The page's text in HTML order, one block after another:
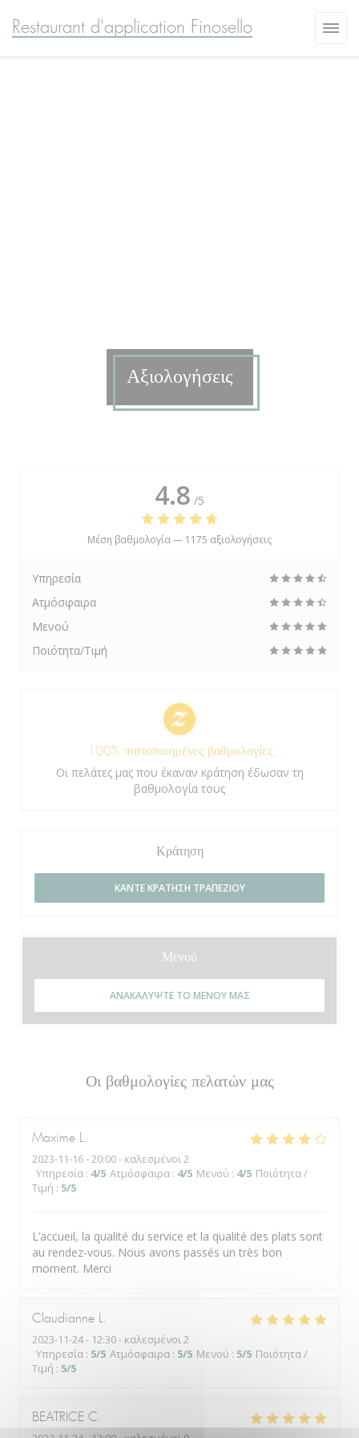
Restaurant d'application Finosello
Αξιολογήσεις
Οι βαθμολογίες πελατών μας
Maxime L
2023-11-16- 20:00 - καλεσμένοι 2
Υπηρεσία : 4/5 Ατμόσφαιρα : 4/5 Μενού : 4/5 Ποιότητα /
Τιμή : 5/5
L’accueil, la qualité du service et la qualité des plats sont
au rendez-vous. Nous avons passés un très bon
moment. Merci
Claudianne L
2023-11-24- 12:30 - καλεσμένοι 2
Υπηρεσία : 5/5 Ατμόσφαιρα : 5/5 Μενού : 5/5 Ποιότητα /
Τιμή : 5/5
BEATRICE C
4.8 /5
Μέση βαθμολογία — 1175 αξιολογήσεις
Υπηρεσία
Ατμόσφαιρα
Μενού
Ποιότητα/Τιμή
100% πιστοποιημένες βαθμολογίες
Οι πελάτες μας που έκαναν κράτηση έδωσαν τη
βαθμολογία τους
Κράτηση
ΚΆΝΤΕ ΚΡΆΤΗΣΗ ΤΡΑΠΕΖΙΟΎ
Μενού
ΑΝΑΚΑΛΎΨΤΕ ΤΟ ΜΕΝΟΎ ΜΑΣ